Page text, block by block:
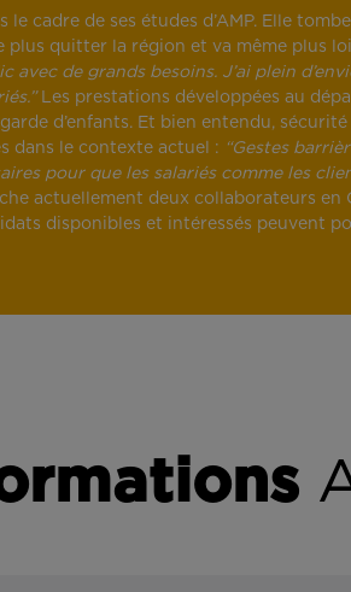
cadre de ses études d’AMP. Elle
plus quitter la région et va même plus
avec de grands besoins. J’ai plein
Les prestations développées au
d’enfants. Et bien entendu,
dans le contexte actuel : “Gestes
pour que les salariés comme les
actuellement deux collaborateurs en
disponibles et intéressés peuvent